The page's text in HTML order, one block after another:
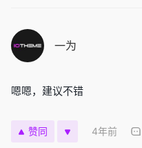
一为
嗯嗯，建议不错
赞同 4年前